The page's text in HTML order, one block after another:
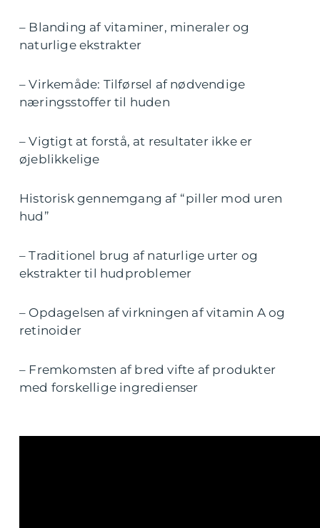
– Blanding af vitaminer, mineraler og
naturlige ekstrakter
– Virkemåde: Tilførsel af nødvendige
næringsstoffer til huden
– Vigtigt at forstå, at resultater ikke er
øjeblikkelige
Historisk gennemgang af “piller mod uren
hud”
– Traditionel brug af naturlige urter og
ekstrakter til hudproblemer
– Opdagelsen af virkningen af vitamin A og
retinoider
– Fremkomsten af bred vifte af produkter
med forskellige ingredienser